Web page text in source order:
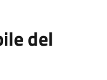
del